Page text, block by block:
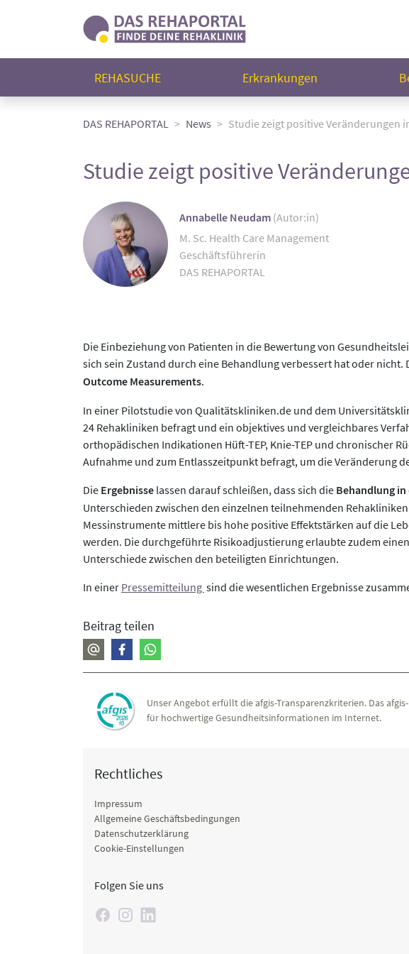
REHASUCHE Erkrankungen
DAS REHAPORTAL News Studie zeigt positive Veränderungen
Studie zeigt positive
Annabelle Neudam (Autor:in)
M. Sc. Health Care Management
Geschäftsführerin
DAS REHAPORTAL
Die Einbeziehung von Patienten in die Bewertung von
sich sein Zustand durch eine Behandlung verbessert hat oder
Outcome Measurements.
In einer Pilotstudie von Qualitätskliniken.de und dem
24 Rehakliniken befragt und ein objektives und vergleichbares
orthopädischen Indikationen Hüft-TEP, Knie-TEP und chronischer
Aufnahme und zum Entlasszeitpunkt befragt, um die Veränderung
Die Ergebnisse lassen darauf schleißen, dass sich die Behandlung
Unterschieden zwischen den einzelnen teilnehmenden
Messinstrumente mittlere bis hohe positive Effektstärken auf die
werden. Die durchgeführte Risikoadjustierung erlaubte zudem
Unterschiede zwischen den beteiligten Einrichtungen.
In einer Pressemitteilung sind die wesentlichen Ergebnisse
Beitrag teilen
Unser Angebot erfüllt die afgis-Transparenzkriterien. Das
für hochwertige Gesundheitsinformationen im Internet.
Rechtliches
Impressum
Allgemeine Geschäftsbedingungen
Datenschutzerklärung
Cookie-Einstellungen
Folgen Sie uns